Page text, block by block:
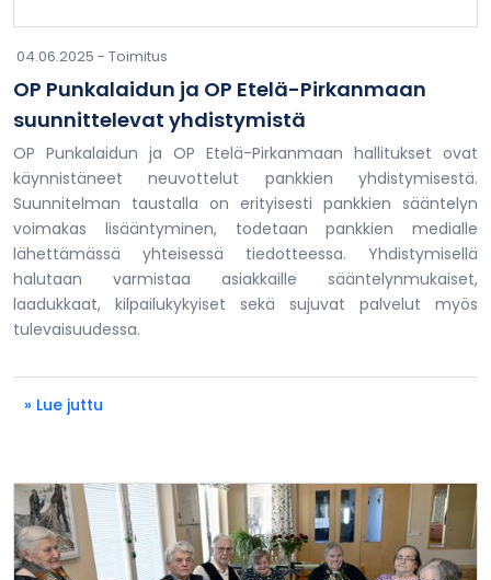
04.06.2025 - Toimitus
OP Punkalaidun ja OP Etelä-Pirkanmaan
suunnittelevat yhdistymistä
OP Punkalaidun ja OP Etelä-Pirkanmaan hallitukset ovat
käynnistäneet neuvottelut pankkien yhdistymisestä.
Suunnitelman taustalla on erityisesti pankkien sääntelyn
voimakas lisääntyminen, todetaan pankkien medialle
lähettämässä yhteisessä tiedotteessa. Yhdistymisellä
halutaan varmistaa asiakkaille sääntelynmukaiset,
laadukkaat, kilpailukykyiset sekä sujuvat palvelut myös
tulevaisuudessa.
» Lue juttu